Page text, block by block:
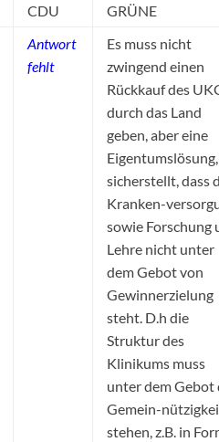
CDU
GRÜNE
Antwort
fehlt
Es muss nicht
zwingend einen
Rückkauf des
durch das Land
geben, aber eine
sicherstellt, dass
Kranken-
sowie Forschung
Lehre nicht unter
dem Gebot von
Gewinnerzielung
steht. D.h die
Struktur des
Klinikums muss
unter dem Gebot
Gemein-
stehen, z.B. in